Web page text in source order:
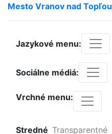
Mesto Vranov nad Topľou
Jazykové menu:
Sociálne médiá:
Vrchné menu:
Stredné Transparentné